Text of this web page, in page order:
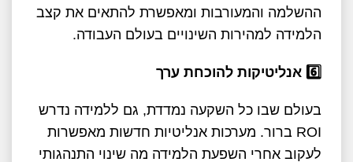
ההשלמה והמעורבות ומאפשרת להתאים את קצב
הלמידה למהירות השינויים בעולם העבודה.
6️ אנליטיקות להוכחת ערך
בעולם שבו כל השקעה נמדדת, גם ללמידה נדרש
ROI ברור. מערכות אנליטיות חדשות מאפשרות
לעקוב אחרי השפעת הלמידה מה שינוי התנהגותי